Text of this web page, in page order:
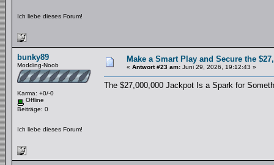
Ich liebe dieses Forum!
bunky89
Modding-Noob
Karma: +0/-0
Offline
Beiträge: 0
Ich liebe dieses Forum!
Make a Smart Play and Secure the
« Antwort #23 am: Juni 29, 2026, 19:12:43 »
The $27,000,000 Jackpot Is a Spark for